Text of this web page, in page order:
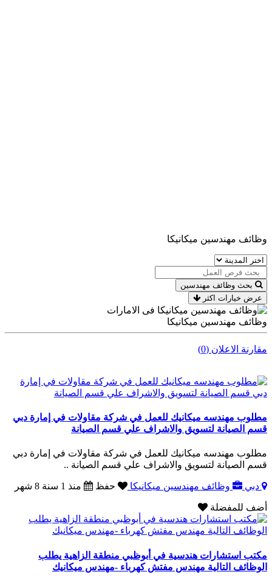
وظائف مهندسين ميكانيكا
بحث وظائف مهندسين
عرض خيارات اكثر
وظائف مهندسين ميكانيكا
مقارنة الاعلان (0)
مطلوب مهندسه ميكانيك للعمل في شركة مقاولات في إمارة دبي
قسم الصيانة لتسويق والاشراف علي قسم الصيانة
مطلوب مهندسه ميكانيك للعمل في شركة مقاولات في إمارة دبي
قسم الصيانة لتسويق والاشراف علي قسم الصيانة ..
دبي وظائف مهندسين ميكانيكا حفظ منذ 1 سنة 8 شهر
أضف للمفضلة
مكتب استشارات هندسية في أبوظبي منطقة الزاهية يطلب
الوظائف التالية مهندس مفتش كهرباء -مهندس ميكانيك